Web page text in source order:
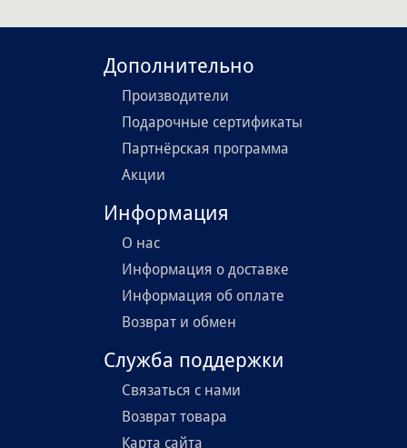
Дополнительно
Производители
Подарочные сертификаты
Партнёрская программа
Акции
Информация
О нас
Информация о доставке
Информация об оплате
Возврат и обмен
Служба поддержки
Связаться с нами
Возврат товара
Карта сайта